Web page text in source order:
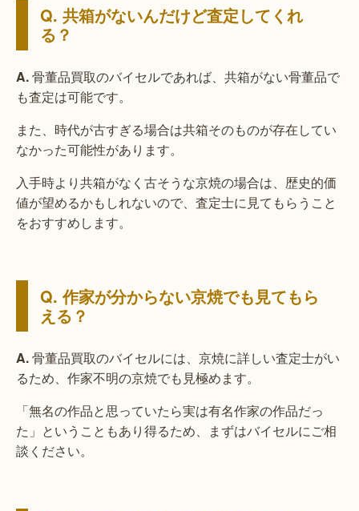
Q. 共箱がないんだけど査定してくれ
る？
A.骨董品買取のバイセルであれば、共箱がない骨董品で
も査定は可能です。
また、時代が古すぎる場合は共箱そのものが存在してい
なかった可能性があります。
入手時より共箱がなく古そうな京焼の場合は、歴史的価
値が望めるかもしれないので、査定士に見てもらうこと
をおすすめします。
Q. 作家が分からない京焼でも見てもら
える？
A.骨董品買取のバイセルには、京焼に詳しい査定士がい
るため、作家不明の京焼でも見極めます。
「無名の作品と思っていたら実は有名作家の作品だっ
た」ということもあり得るため、まずはバイセルにご相
談ください。